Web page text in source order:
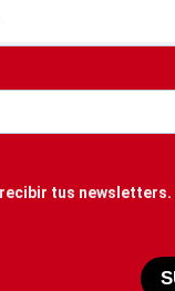
tus newsletters.